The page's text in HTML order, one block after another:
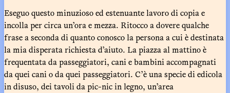
Eseguo questo minuzioso ed estenuante lavoro di copia e
incolla per circa un’ora e mezza. Ritocco a dovere qualche
frase a seconda di quanto conosco la persona a cui è destinata
la mia disperata richiesta d’aiuto. La piazza al mattino è
frequentata da passeggiatori, cani e bambini accompagnati
da quei cani o da quei passeggiatori. C’è una specie di edicola
in disuso, dei tavoli da pic-nic in legno, un’area